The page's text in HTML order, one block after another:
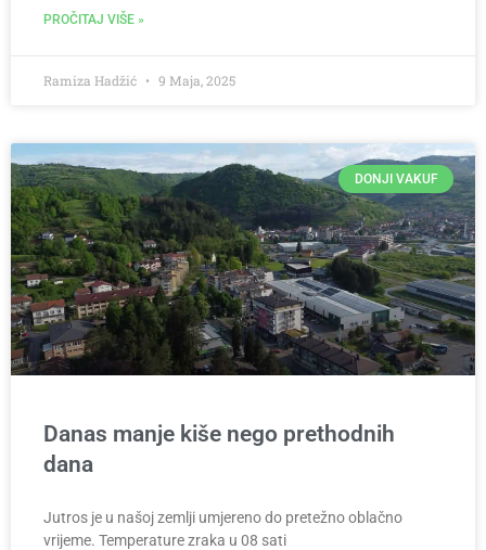
PROČITAJ VIŠE »
Ramiza Hadžić 9 Maja, 2025
DONJI VAKUF
Danas manje kiše nego prethodnih
dana
Jutros je u našoj zemlji umjereno do pretežno oblačno
vrijeme. Temperature zraka u 08 sati